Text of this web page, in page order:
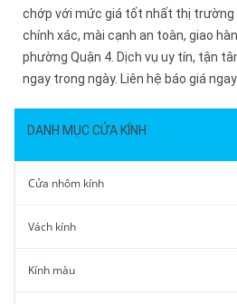
chớp với mức giá tốt nhất thị trường
chính xác, mài cạnh an toàn, giao
phường Quận 4. Dịch vụ uy tín, tận
ngay trong ngày. Liên hệ báo giá
DANH MỤC CỬA KÍNH
Cửa nhôm kính
Vách kính
Kính màu